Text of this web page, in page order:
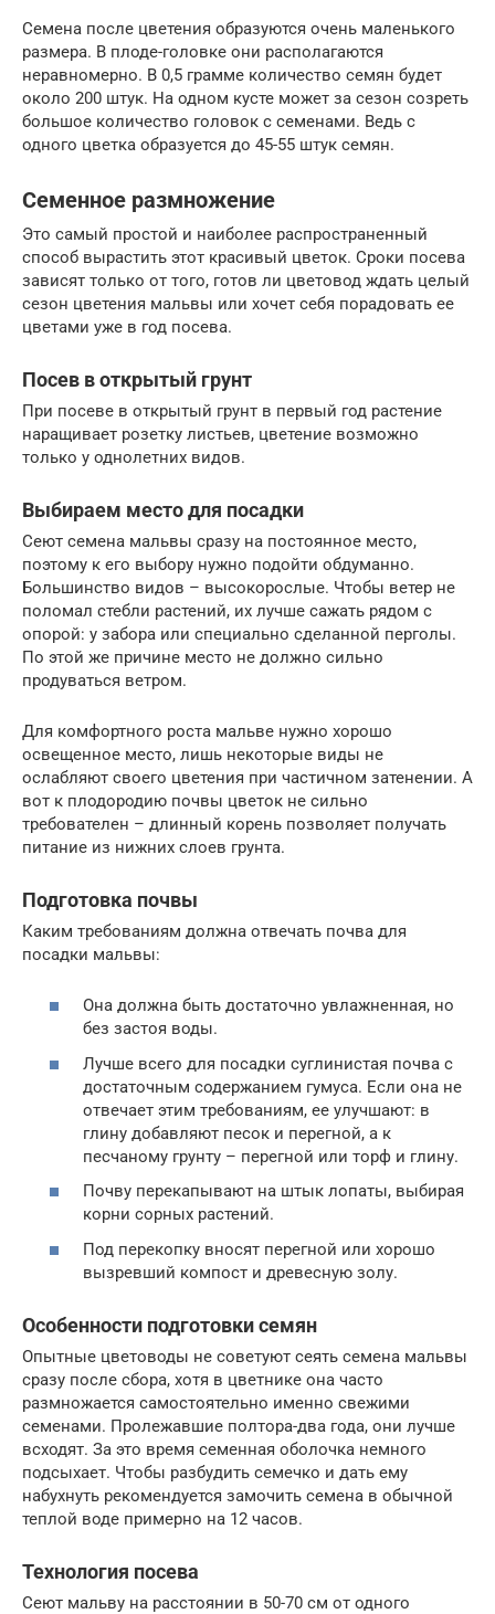
Семена после цветения образуются очень маленького
размера. В плоде-головке они располагаются
неравномерно. В 0,5 грамме количество семян будет
около 200 штук. На одном кусте может за сезон созреть
большое количество головок с семенами. Ведь с
одного цветка образуется до 45-55 штук семян.
Семенное размножение
Это самый простой и наиболее распространенный
способ вырастить этот красивый цветок. Сроки посева
зависят только от того, готов ли цветовод ждать целый
сезон цветения мальвы или хочет себя порадовать ее
цветами уже в год посева.
Посев в открытый грунт
При посеве в открытый грунт в первый год растение
наращивает розетку листьев, цветение возможно
только у однолетних видов.
Выбираем место для посадки
Сеют семена мальвы сразу на постоянное место,
поэтому к его выбору нужно подойти обдуманно.
Большинство видов – высокорослые. Чтобы ветер не
поломал стебли растений, их лучше сажать рядом с
опорой: у забора или специально сделанной перголы.
По этой же причине место не должно сильно
продуваться ветром.
Для комфортного роста мальве нужно хорошо
освещенное место, лишь некоторые виды не
ослабляют своего цветения при частичном затенении. А
вот к плодородию почвы цветок не сильно
требователен – длинный корень позволяет получать
питание из нижних слоев грунта.
Подготовка почвы
Каким требованиям должна отвечать почва для
посадки мальвы:
Она должна быть достаточно увлажненная, но
без застоя воды.
Лучше всего для посадки суглинистая почва с
достаточным содержанием гумуса. Если она не
отвечает этим требованиям, ее улучшают: в
глину добавляют песок и перегной, а к
песчаному грунту – перегной или торф и глину.
Почву перекапывают на штык лопаты, выбирая
корни сорных растений.
Под перекопку вносят перегной или хорошо
вызревший компост и древесную золу.
Особенности подготовки семян
Опытные цветоводы не советуют сеять семена мальвы
сразу после сбора, хотя в цветнике она часто
размножается самостоятельно именно свежими
семенами. Пролежавшие полтора-два года, они лучше
всходят. За это время семенная оболочка немного
подсыхает. Чтобы разбудить семечко и дать ему
набухнуть рекомендуется замочить семена в обычной
теплой воде примерно на 12 часов.
Технология посева
Сеют мальву на расстоянии в 50-70 см от одного